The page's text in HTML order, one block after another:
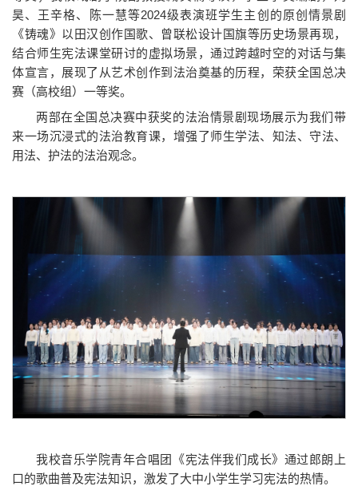
昊、王辛格、陈一慧等2024级表演班学生主创的原创情景剧
《铸魂》以田汉创作国歌、曾联松设计国旗等历史场景再现，
结合师生宪法课堂研讨的虚拟场景，通过跨越时空的对话与集
体宣言，展现了从艺术创作到法治奠基的历程，荣获全国总决
赛（高校组）一等奖。
两部在全国总决赛中获奖的法治情景剧现场展示为我们带
来一场沉浸式的法治教育课，增强了师生学法、知法、守法、
用法、护法的法治观念。
我校音乐学院青年合唱团《宪法伴我们成长》通过郎朗上
口的歌曲普及宪法知识，激发了大中小学生学习宪法的热情。